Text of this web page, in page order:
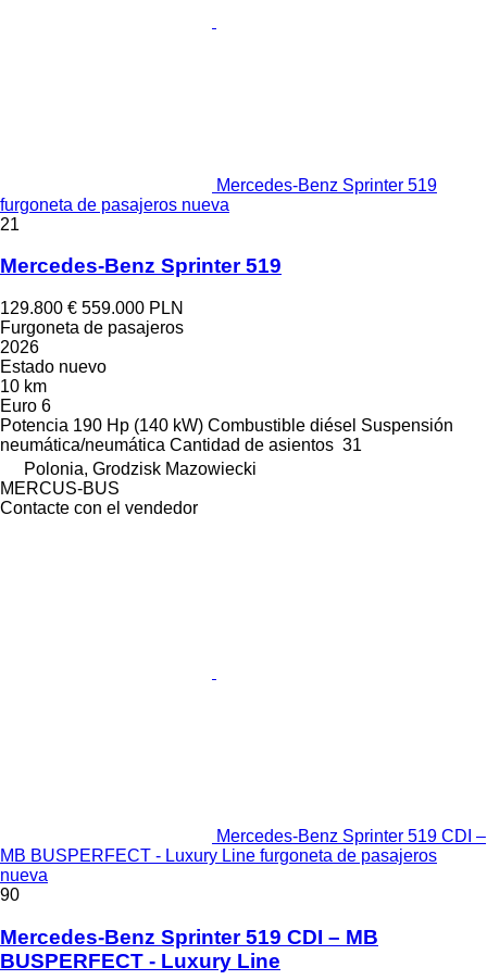
Mercedes-Benz Sprinter 519
furgoneta de pasajeros nueva
21
Mercedes-Benz Sprinter 519
129.800 € 559.000 PLN
Furgoneta de pasajeros
2026
Estado nuevo
10 km
Euro 6
Potencia 190 Hp (140 kW) Combustible diésel Suspensión
neumática/neumática Cantidad de asientos 31
Polonia, Grodzisk Mazowiecki
MERCUS-BUS
Contacte con el vendedor
Mercedes-Benz Sprinter 519 CDI –
MB BUSPERFECT - Luxury Line furgoneta de pasajeros
nueva
90
Mercedes-Benz Sprinter 519 CDI – MB
BUSPERFECT - Luxury Line